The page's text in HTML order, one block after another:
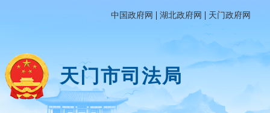
中国政府网 | 湖北政府网 | 天门政府网
天门市司法局